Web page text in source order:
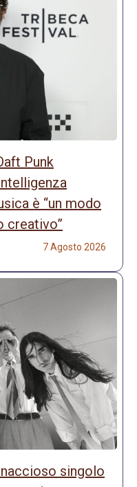
Punk
è “un modo
creativo”
7 Agosto 2026
singolo